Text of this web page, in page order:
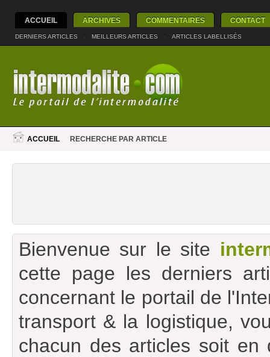
ACCUEIL ARCHIVES COMMENTAIRES CONTACT
DERNIERS ARTICLES | MEILLEURS ARTICLES | ARTICLES LABELLISÉS
ACCUEIL RECHERCHE PAR ARTICLE
Bienvenue sur le site
cette page les derniers
concernant le portail de
transport & la logistique,
chacun des articles soit en